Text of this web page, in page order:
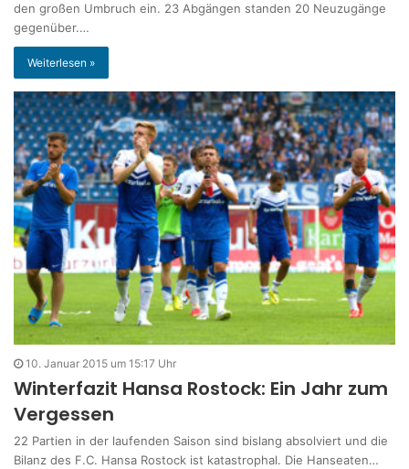
den großen Umbruch ein. 23 Abgängen standen 20 Neuzugänge
gegenüber.…
Weiterlesen »
10. Januar 2015 um 15:17 Uhr
Winterfazit Hansa Rostock: Ein Jahr zum
Vergessen
22 Partien in der laufenden Saison sind bislang absolviert und die
Bilanz des F.C. Hansa Rostock ist katastrophal. Die Hanseaten…